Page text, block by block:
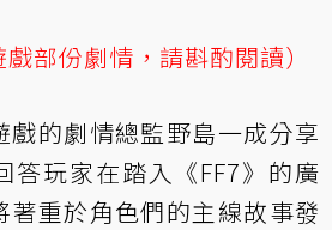
戲部份劇情，請斟酌閱讀）
戲的劇情總監野島一成分享
答玩家在踏入《FF7》的廣
著重於角色們的主線故事發